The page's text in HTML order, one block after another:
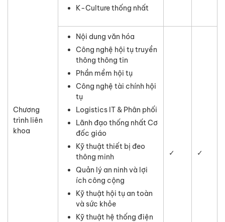
Chương
trình liên
khoa
K-Culture thống nhất
Nội dung văn hóa
Công nghệ hội tụ truyền
thông thông tin
Phần mềm hội tụ
Công nghệ tài chính hội
tụ
Logistics IT & Phân phối
Lãnh đạo thống nhất Cơ
đốc giáo
Kỹ thuật thiết bị đeo
thông minh
Quản lý an ninh và lợi
ích công cộng
Kỹ thuật hội tụ an toàn
và sức khỏe
Kỹ thuật hệ thống điện
✓ ✓